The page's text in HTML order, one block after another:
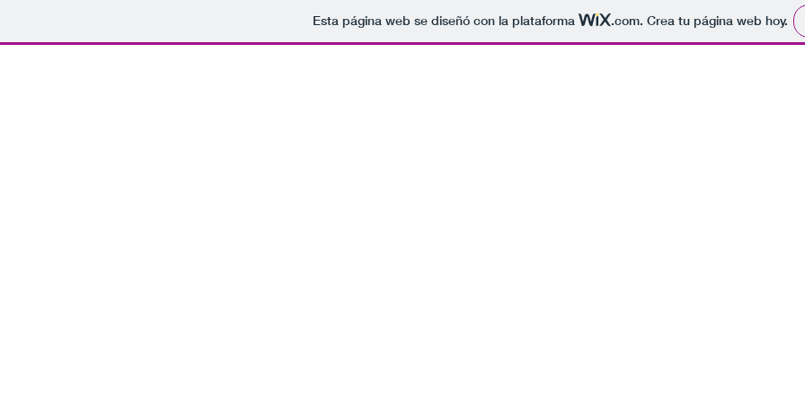
Esta página web se diseñó con la plataforma .com. Crea tu página web hoy.